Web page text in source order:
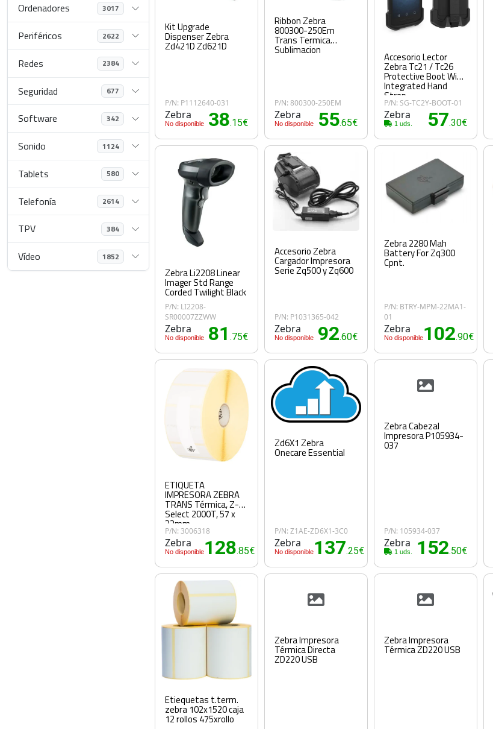
Ordenadores 3017
Periféricos 2622
Redes 2384
Seguridad 677
Software 342
Sonido 1124
Tablets 580
Telefonía 2614
TPV 384
Vídeo 1852
Kit Upgrade
Dispenser Zebra
Zd421D Zd621D
P/N: P1112640-031
Zebra
No disponible 38.15€
Ribbon Zebra
800300-250Em
Trans Termica
Sublimacion
P/N: 800300-250EM
Zebra
No disponible 55.65€
Accesorio Lector
Zebra Tc21 / Tc26
Protective Boot With
Integrated Hand
Strap
P/N: SG-TC2Y-BOOT-01
Zebra
1 uds. 57.30€
Zebra Li2208 Linear
Imager Std Range
Corded Twilight Black
P/N: LI2208-
SR00007ZZWW
Zebra
No disponible 81.75€
Accesorio Zebra
Cargador Impresora
Serie Zq500 y Zq600
P/N: P1031365-042
Zebra
No disponible 92.60€
Zebra 2280 Mah
Battery For Zq300
Cpnt.
P/N: BTRY-MPM-22MA1-
01
Zebra
No disponible102.90€
ETIQUETA
IMPRESORA ZEBRA
TRANS Térmica, Z-
Select 2000T, 57 x
32mm
P/N: 3006318
Zebra
No disponible128.85€
Zd6X1 Zebra
Onecare Essential
P/N: Z1AE-ZD6X1-3C0
Zebra
No disponible137.25€
Zebra Cabezal
Impresora P105934-
037
P/N: 105934-037
Zebra
1 uds. 152.50€
Etiequetas t.term.
zebra 102x1520 caja
12 rollos 475xrollo
Zebra Impresora
Térmica Directa
ZD220 USB
Zebra Impresora
Térmica ZD220 USB